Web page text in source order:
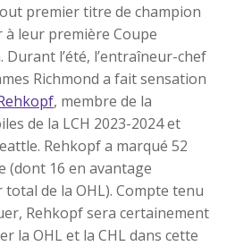
premier titre de champion
à leur première Coupe
l’été, l’entraîneur-chef
Richmond a fait sensation
, membre de la
de la LCH 2023-2024 et
Rehkopf a marqué 52
(dont 16 en avantage
de la OHL). Compte tenu
Rehkopf sera certainement
la OHL et la CHL dans cette